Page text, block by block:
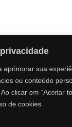
aprimorar sua
ou conteúdo
clicar em “Aceitar
de cookies.
nossa missão é
preços
em
e consultas médicas